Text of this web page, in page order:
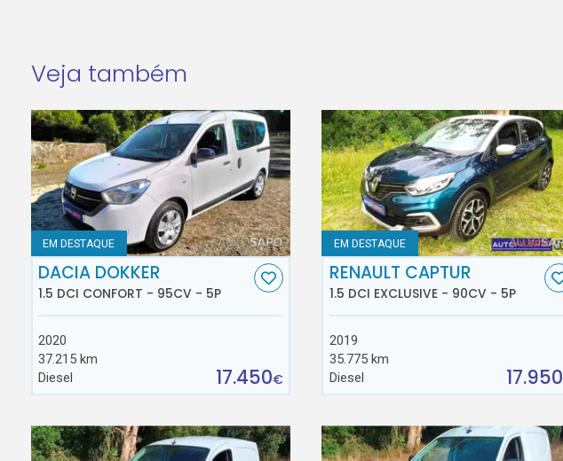
Veja também
EM DESTAQUE
DACIA DOKKER
1.5 DCI CONFORT - 95CV - 5P
2020
37.215 km
Diesel
17.450€
EM DESTAQUE
RENAULT CAPTUR
1.5 DCI EXCLUSIVE - 90CV - 5P
2019
35.775 km
Diesel
17.950